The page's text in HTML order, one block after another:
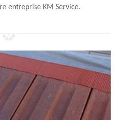
entreprise KM Service.